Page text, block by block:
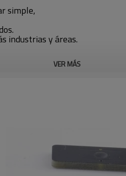
simple,
industrias y áreas.
VER MÁS